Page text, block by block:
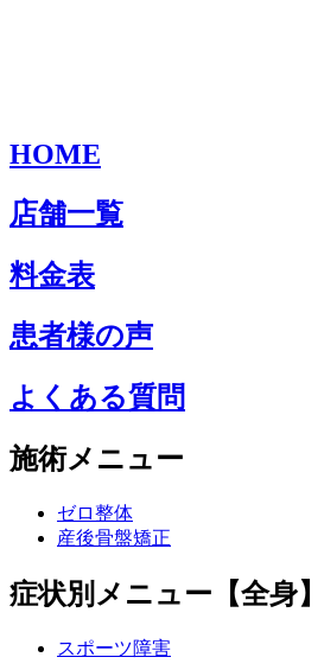
HOME
店舗一覧
料金表
患者様の声
よくある質問
施術メニュー
ゼロ整体
産後骨盤矯正
症状別メニュー【全身】
スポーツ障害